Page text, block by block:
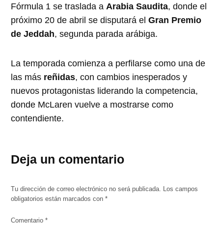
Fórmula 1 se traslada a Arabia Saudita, donde el
próximo 20 de abril se disputará elGran Premio
de Jeddah, segunda parada arábiga.
La temporada comienza a perfilarse como una de
las más reñidas, con cambios inesperados y
nuevos protagonistas liderando la competencia,
donde McLaren vuelve a mostrarse como
contendiente.
Deja un comentario
Tu dirección de correo electrónico no será publicada. Los campos
obligatorios están marcados con*
Comentario*